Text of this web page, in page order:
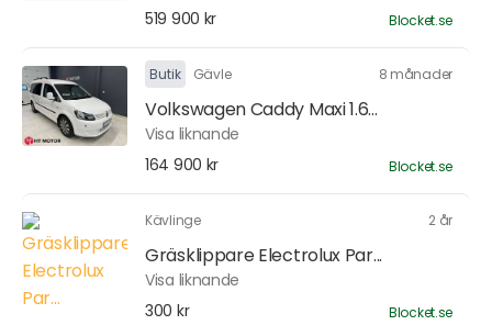
519 900 kr
Blocket.se
Butik Gävle 8 månader
Volkswagen Caddy Maxi 1.6...
Visa liknande
164 900 kr
Blocket.se
Kävlinge 2 år
Gräsklippare Electrolux Par...
Visa liknande
300 kr
Blocket.se